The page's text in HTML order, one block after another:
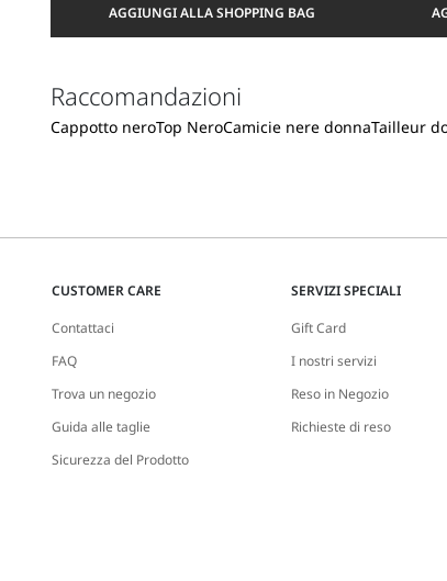
AGGIUNGI ALLA SHOPPING BAG
Raccomandazioni
Cappotto neroTop NeroCamicie nere donnaTailleur
CUSTOMER CARE
Contattaci
FAQ
Trova un negozio
Guida alle taglie
Sicurezza del Prodotto
SERVIZI SPECIALI
Gift Card
I nostri servizi
Reso in Negozio
Richieste di reso